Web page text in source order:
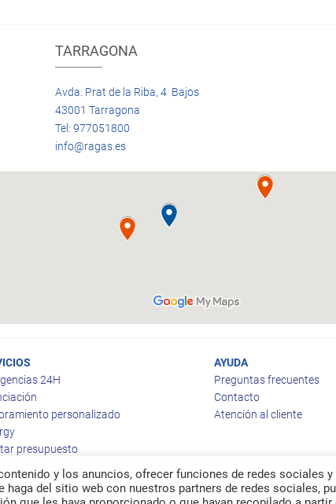
TARRAGONA
Avda. Prat de la Riba, 4 Bajos
43001 Tarragona
Tel: 977051800
info@ragas.es
24H
personalizado
presupuesto
AYUDA
Preguntas frecuentes
Contacto
Atención al cliente
y los anuncios, ofrecer funciones de redes sociales y
del sitio web con nuestros partners de redes sociales,